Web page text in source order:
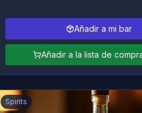
Añadir a mi bar
Añadir a la lista de
Spirits